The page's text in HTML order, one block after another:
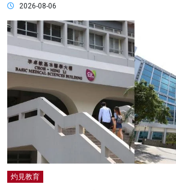
2026-08-06
灼見教育